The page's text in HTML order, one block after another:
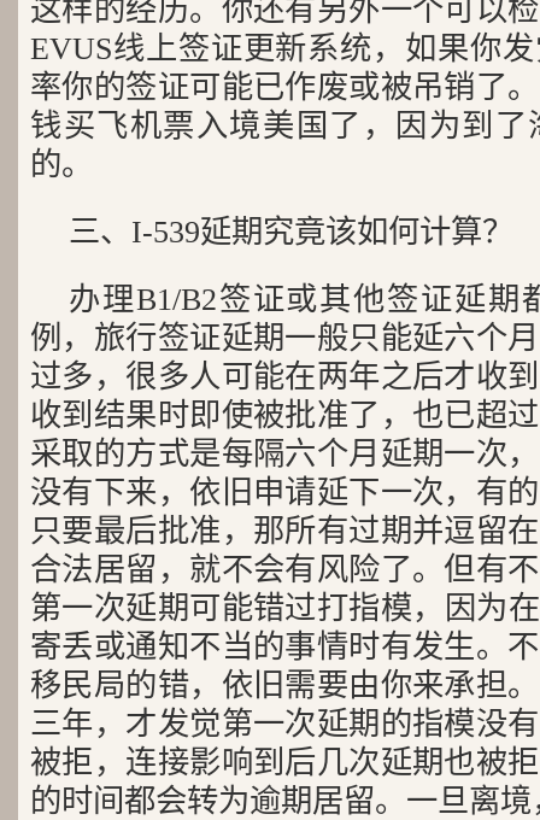
这样的经历。你还有另外一个可以
EVUS线上签证更新系统，如果你
率你的签证可能已作废或被吊销了
钱买飞机票入境美国了，因为到
的。
三、I-539延期究竟该如何计算？
办理B1/B2签证或其他签证延期
例，旅行签证延期一般只能延六个
过多，很多人可能在两年之后才收
收到结果时即使被批准了，也已超
采取的方式是每隔六个月延期一次
没有下来，依旧申请延下一次，有
只要最后批准，那所有过期并逗留
合法居留，就不会有风险了。但有
第一次延期可能错过打指模，因为
寄丢或通知不当的事情时有发生。
移民局的错，依旧需要由你来承担
三年，才发觉第一次延期的指模没
被拒，连接影响到后几次延期也被
的时间都会转为逾期居留。一旦离